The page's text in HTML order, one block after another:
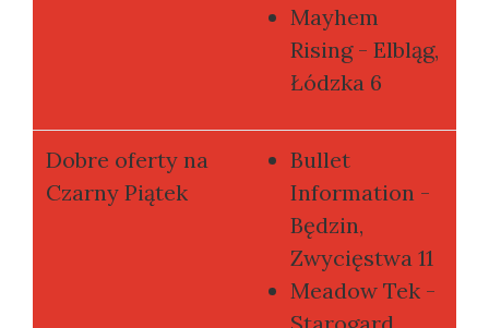
Mayhem
Rising - Elbląg,
Łódzka 6
Dobre oferty na
Czarny Piątek
Bullet
Information -
Będzin,
Zwycięstwa 11
Meadow Tek -